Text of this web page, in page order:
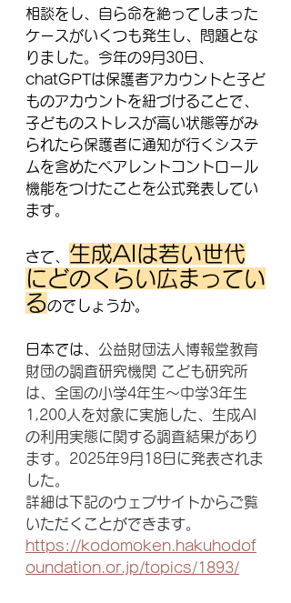
相談をし、自ら命を絶ってしまった
ケースがいくつも発生し、問題とな
りました。今年の9月30日、
chatGPTは保護者アカウントと子ど
ものアカウントを紐づけることで、
子どものストレスが高い状態等がみ
られたら保護者に通知が行くシステ
ムを含めたペアレントコントロール
機能をつけたことを公式発表してい
ます。
さて、 生成AIは若い世代
にどのくらい広まってい
るのでしょうか。
日本では、 公益財団法人博報堂教育
財団の調査研究機関 こども研究所
は、全国の小学4年生～中学3年生
1,200人を対象に実施した、生成AI
の利用実態に関する調査結果があり
ます。2025年9月18日に発表されま
した。
詳細は下記のウェブサイトからご覧
いただくことができます。
https://kodomoken.hakuhodof
oundation.or.jp/topics/1893/